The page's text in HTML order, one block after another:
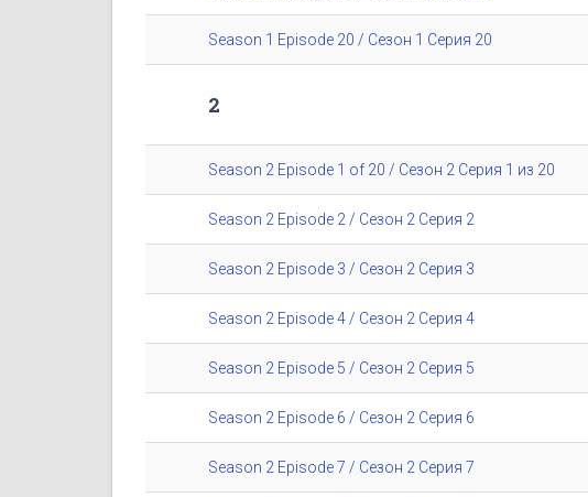
Season 1 Episode 20 / Сезон 1 Серия 20
2
Season 2 Episode 1 of 20 / Сезон 2 Серия 1 из 20
Season 2 Episode 2 / Сезон 2 Серия 2
Season 2 Episode 3 / Сезон 2 Серия 3
Season 2 Episode 4 / Сезон 2 Серия 4
Season 2 Episode 5 / Сезон 2 Серия 5
Season 2 Episode 6 / Сезон 2 Серия 6
Season 2 Episode 7 / Сезон 2 Серия 7